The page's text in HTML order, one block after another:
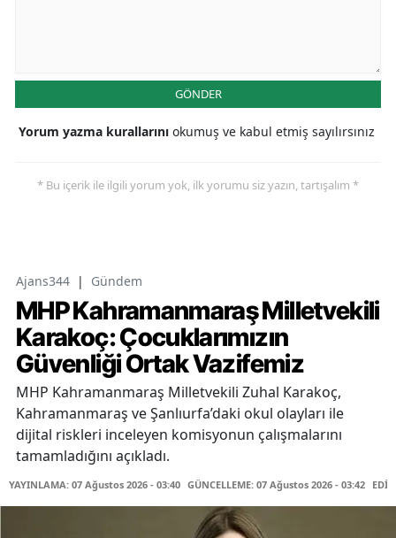
GÖNDER
Yorum yazma kurallarını okumuş ve kabul etmiş sayılırsınız
* Bu içerik ile ilgili yorum yok, ilk yorumu siz yazın, tartışalım *
Ajans344 | Gündem
MHP Kahramanmaraş Milletvekili
Karakoç: Çocuklarımızın
Güvenliği Ortak Vazifemiz
MHP Kahramanmaraş Milletvekili Zuhal Karakoç,
Kahramanmaraş ve Şanlıurfa’daki okul olayları ile
dijital riskleri inceleyen komisyonun çalışmalarını
tamamladığını açıkladı.
YAYINLAMA: 07 Ağustos 2026 - 03:40 GÜNCELLEME: 07 Ağustos 2026 - 03:42